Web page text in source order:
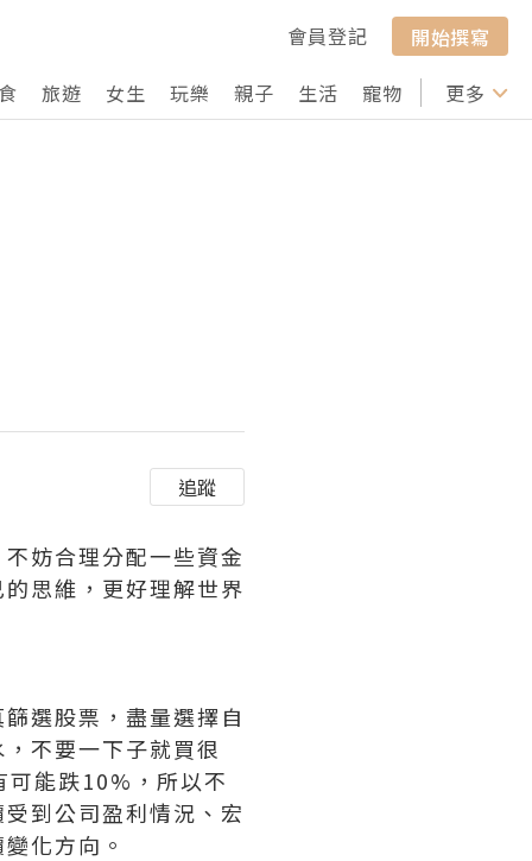
會員登記
開始撰寫
旅遊 女生 玩樂 親子 生活 寵物 行山 打卡
更多
追蹤
妨合理分配一些資金
思維，更好理解世界
選股票，盡量選擇自
不要一下子就買很
能跌10%，所以不
到公司盈利情況、宏
化方向。